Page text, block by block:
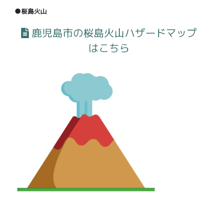
●桜島火山
鹿児島市の桜島火山ハザードマップ
はこちら